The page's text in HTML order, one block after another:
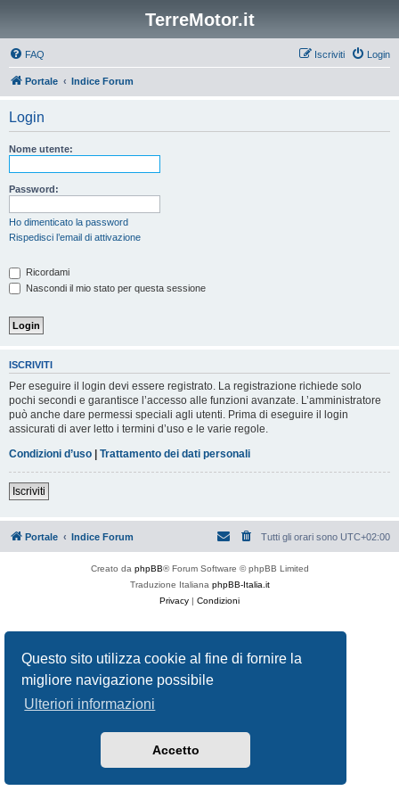
Questo sito utilizza cookie al fine di fornire la
migliore navigazione possibile
Ulteriori informazioni
Accetto
TerreMotor.it
FAQ Login
Iscriviti
Portale Indice Forum
Login
Nome utente:
Password:
Ho dimenticato la password
Rispedisci l’email di attivazione
Ricordami
Nascondi il mio stato per questa sessione
ISCRIVITI
Per eseguire il login devi essere registrato. La registrazione richiede solo
pochi secondi e garantisce l’accesso alle funzioni avanzate. L’amministratore
può anche dare permessi speciali agli utenti. Prima di eseguire il login
assicurati di aver letto i termini d’uso e le varie regole.
Condizioni d’uso | Trattamento dei dati personali
Iscriviti
Portale Indice Forum Tutti gli orari sono UTC+02:00
Creato da phpBB® Forum Software © phpBB Limited
Traduzione Italiana phpBB-Italia.it
Privacy | Condizioni